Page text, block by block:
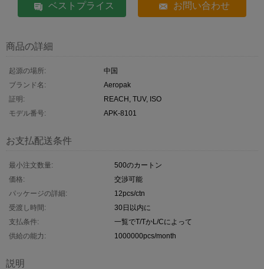
ベストプライス お問い合わせ
商品の詳細
起源の場所:
中国
ブランド名:
Aeropak
証明:
REACH, TUV, ISO
モデル番号:
APK-8101
お支払配送条件
最小注文数量:
500のカートン
価格:
交渉可能
パッケージの詳細:
12pcs/ctn
受渡し時間:
30日以内に
支払条件:
一覧でT/TかL/Cによって
供給の能力:
1000000pcs/month
説明